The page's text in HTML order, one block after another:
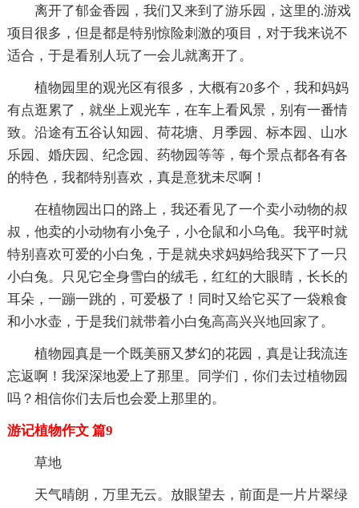
离开了郁金香园，我们又来到了游乐园，这里的.游戏
项目很多，但是都是特别惊险刺激的项目，对于我来说不
适合，于是看别人玩了一会儿就离开了。
植物园里的观光区有很多，大概有20多个，我和妈妈
有点逛累了，就坐上观光车，在车上看风景，别有一番情
致。沿途有五谷认知园、荷花塘、月季园、标本园、山水
乐园、婚庆园、纪念园、药物园等等，每个景点都各有各
的特色，我都特别喜欢，真是意犹未尽啊！
在植物园出口的路上，我还看见了一个卖小动物的叔
叔，他卖的小动物有小兔子，小仓鼠和小乌龟。我平时就
特别喜欢可爱的小白兔，于是就央求妈妈给我买下了一只
小白兔。只见它全身雪白的绒毛，红红的大眼睛，长长的
耳朵，一蹦一跳的，可爱极了！同时又给它买了一袋粮食
和小水壶，于是我们就带着小白兔高高兴兴地回家了。
植物园真是一个既美丽又梦幻的花园，真是让我流连
忘返啊！我深深地爱上了那里。同学们，你们去过植物园
吗？相信你们去后也会爱上那里的。
游记植物作文 篇9
草地
天气晴朗，万里无云。放眼望去，前面是一片片翠绿